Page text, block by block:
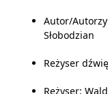
Autor/
Słobodzian
Reżyser
Reżyser: